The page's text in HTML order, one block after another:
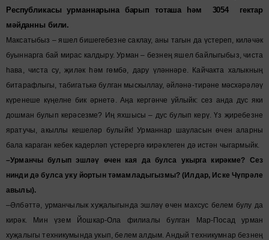
Республикасы урманнарына барып тоташа һәм 3054 гектар
мәйданны били.
Максатыбыз – яшел бишегебезне саклау, аны тагын да үстереп, киләчәк
буыннарга бай мирас калдыру. Урман – безнең яшел байлыгыбыз, чиста
һава, чиста су, җиләк һәм гөмбә, дару үләннәре. Кайчакта халыкның
битарафлыгы, табигатькә булган мыскыллау, әйләнә-тирәне мәсхәрәләү
күренеше күңелне бик әрнетә. Аңа кергәнче уйлыйк: сез анда дус яки
дошман булып керәсезме? Иң яхшысы – дус булып керү. Үз җиребезне
яратучы, акыллы кешеләр булыйк! Урманнар шауласын өчен аларны
бала караган кебек кадерләп үстерергә кирәклеген дә истән чыгармыйк.
–Урманчы булып эшләү өчен кая да булса укырга кирәкме? Сез
нинди дә булса уку йортын тәмамладыгызмы? (Илдар, Иске Чүпрәле
авылы).
–Әлбәттә, урманчылык хуҗалыгында эшләү өчен махсус белем булу да
кирәк. Мин үзем Йошкар-Ола филиалы булган Мар-Посад урман
хуҗалыгы техникумында укып, белем алдым. Андый техникумнар безнең